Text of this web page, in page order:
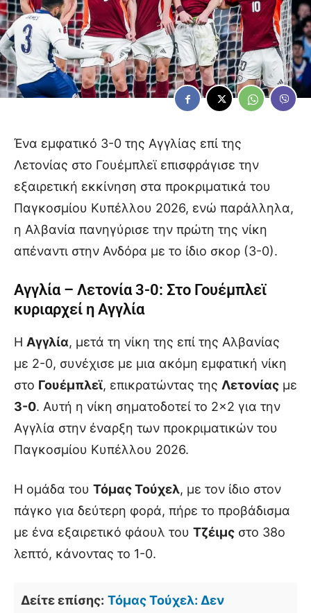
Ένα εμφατικό 3-0 της Αγγλίας επί της
Λετονίας στο Γουέμπλεϊ επισφράγισε την
εξαιρετική εκκίνηση στα προκριματικά του
Παγκοσμίου Κυπέλλου 2026, ενώ παράλληλα,
η Αλβανία πανηγύρισε την πρώτη της νίκη
απέναντι στην Ανδόρα με το ίδιο σκορ (3-0).
Αγγλία – Λετονία 3-0: Στο Γουέμπλεϊ
κυριαρχεί η Αγγλία
Η Αγγλία, μετά τη νίκη της επί της Αλβανίας
με 2-0, συνέχισε με μια ακόμη εμφατική νίκη
στο Γουέμπλεϊ, επικρατώντας της Λετονίας με
3-0. Αυτή η νίκη σηματοδοτεί το 2×2 για την
Αγγλία στην έναρξη των προκριματικών του
Παγκοσμίου Κυπέλλου 2026.
Η ομάδα του Τόμας Τούχελ, με τον ίδιο στον
πάγκο για δεύτερη φορά, πήρε το προβάδισμα
με ένα εξαιρετικό φάουλ του Τζέιμς στο 38ο
λεπτό, κάνοντας το 1-0.
Δείτε επίσης: Τόμας Τούχελ: Δεν